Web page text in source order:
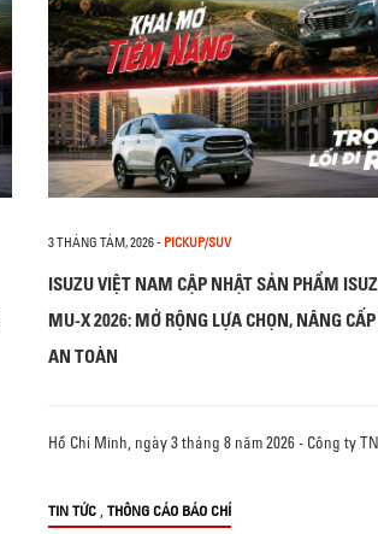
3 THÁNG TÁM, 2026- PICKUP/SUV
ISUZU VIỆT NAM CẬP NHẬT SẢN PHẨM
MU-X 2026: MỞ RỘNG LỰA CHỌN, NÂNG
AN TOÀN
Hồ Chí Minh, ngày 3 tháng 8 năm 2026 - Công ty
TIN TỨC , THÔNG CÁO BÁO CHÍ